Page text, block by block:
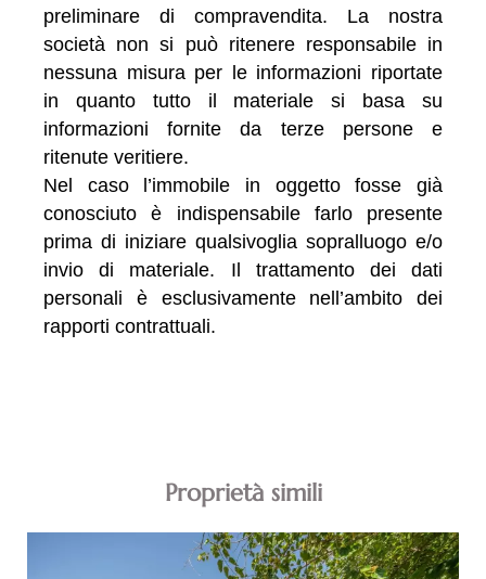
preliminare di compravendita. La nostra
società non si può ritenere responsabile in
nessuna misura per le informazioni riportate
in quanto tutto il materiale si basa su
informazioni fornite da terze persone e
ritenute veritiere.
Nel caso l’immobile in oggetto fosse già
conosciuto è indispensabile farlo presente
prima di iniziare qualsivoglia sopralluogo e/o
invio di materiale. Il trattamento dei dati
personali è esclusivamente nell’ambito dei
rapporti contrattuali.
Proprietà simili